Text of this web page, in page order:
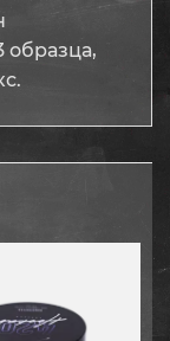
образца,